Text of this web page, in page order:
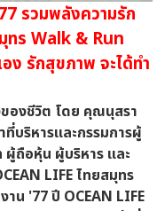
รวมพลังความรัก
ทร Walk & Run
ง รักสุขภาพ จะได้ทำ
องชีวิต โดย คุณนุสรา
บริหารและกรรมการผู้
ผู้ถือหุ้น ผู้บริหาร และ
LIFE ไทยสมุทร
น '77 ปี OCEAN LIFE